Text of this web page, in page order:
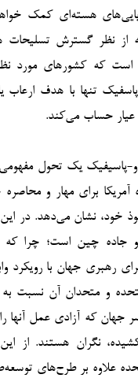
هسته‌ای کمک
از نظر گسترش تسلیحات
است که کشورهای مورد
تنها با هدف ارعاب
حساب می‌کند.
پاسیفیک یک تحول
آمریکا برای مهار و
خود، نشان می‌دهد. در این
و جاده چین است؛ چرا که
رهبری جهان با رویکرد
و متحدان آن نسبت به
جهان که آزادی عمل آنها
نگران هستند. از این
علاوه بر طرح‌های